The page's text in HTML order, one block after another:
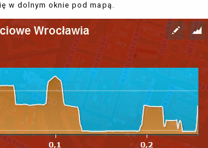
w dolnym oknie pod mapą.